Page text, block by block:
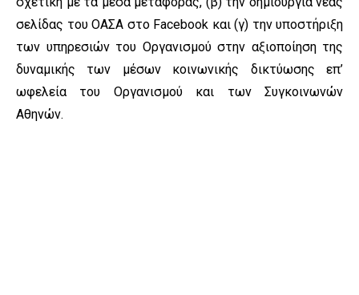
σελίδας του ΟΑΣΑ στο Facebook και (γ) την υποστήριξη
των υπηρεσιών του Οργανισμού στην αξιοποίηση της
δυναμικής των μέσων κοινωνικής δικτύωσης επ’
ωφελεία του Οργανισμού και των Συγκοινωνών
Αθηνών.